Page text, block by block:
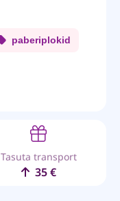
paberiplokid
Tasuta transport
35 €